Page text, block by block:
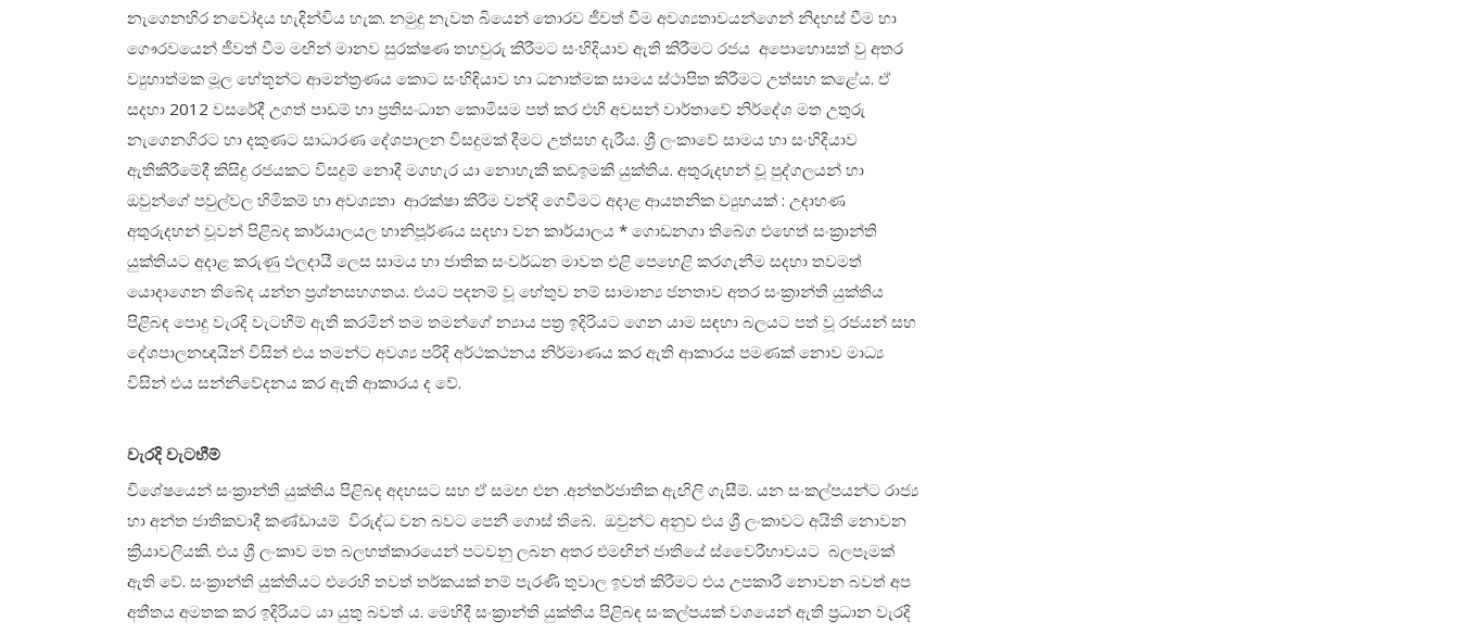
නැගෙනහිර නවෝදය හැදින්විය හැක. නමුදු නැවත බියෙන් තොරව ජීවත් වීම අවශ්‍යතාවයන්ගෙන් නිදහස් වීම හා
ගෞරවයෙන් ජීවත් වීම මඟින් මානව සුරක්ෂණ තහවුරු කිරීමට සංහිදියාව ඇති කිරීමට රජය අපොහොසත් වු අතර
ව්‍යුහාත්මක මූල හේතූන්ට ආමන්ත්‍රණය කොට සංහිඳියාව හා ධනාත්මක සාමය ස්ථාපිත කිරීමට උත්සහ කළේය. ඒ
සදහා 2012 වසරේදී උගත් පාඩම් හා ප්‍රතිසංධාන කොමිසම පත් කර එහි අවසන් වාර්තාවේ නිර්දේශ මත උතුරු
නැගෙනගිරට හා දකුණට සාධාරණ දේශපාලන විසදුමක් දීමට උත්සහ දැරීය. ශ්‍රී ලංකාවේ සාමය හා සංහිදියාව
ඇතිකිරීමේදී කිසිදු රජයකට විසදුම් නොදී මගහැර යා නොහැකි කඩඉමකි යුක්තිය. අතුරුදහන් වූ පුද්ගලයන් හා
ඔවුන්ගේ පවුල්වල හිමිකම් හා අවශ්‍යතා ආරක්ෂා කිරීම වන්දි ගෙවීමට අදාළ ආයතනික ව්‍යුහයක් : උදාහණ
අතුරුදහන් වූවන් පිළිබද කාර්යාලයල හානිපූර්ණය සදහා වන කාර්යාලය * ගොඩනගා තිබේග එහෙත් සංක්‍රාන්ති
යුක්තියට අදාළ කරුණු ඵලදායී ලෙස සාමය හා ජාතික සංවර්ධන මාවත එළි පෙහෙළි කරගැනීම සදහා තවමත්
යොදාගෙන තිබේද යන්න ප්‍රශ්නසහගතය. එයට පදනම් වූ හේතුව නම් සාමාන්‍ය ජනතාව අතර සංක්‍රාන්ති යුක්තිය
පිළිබඳ පොදු වැරදි වැටහීම් ඇති කරමින් තම තමන්ගේ න්‍යාය පත්‍ර ඉදිරියට ගෙන යාම සඳහා බලයට පත් වූ රජයන් සහ
දේශපාලනඥයින් විසින් එය තමන්ට අවශ්‍ය පරිදි අර්ථකථනය නිර්මාණය කර ඇති ආකාරය පමණක් නොව මාධ්‍ය
විසින් එය සන්නිවේදනය කර ඇති ආකාරය ද වේ.
වැරදි වැටහීම්
විශේෂයෙන් සංක්‍රාන්ති යුක්තිය පිළිබඳ අදහසට සහ ඒ සමඟ එන .අන්තර්ජාතික ඇඟිලි ගැසීම්. යන සංකල්පයන්ට රාජ්‍ය
හා අන්ත ජාතිකවාදී කණ්ඩායම් විරුද්ධ වන බවට පෙනී ගොස් තිබේ. ඔවුන්ට අනුව එය ශ්‍රී ලංකාවට අයිති නොවන
ක්‍රියාවලියකි. එය ශ්‍රී ලංකාව මත බලහත්කාරයෙන් පටවනු ලබන අතර එමඟින් ජාතියේ ස්වෛරීභාවයට බලපෑමක්
ඇති වේ. සංක්‍රාන්ති යුක්තියට එරෙහි තවත් තර්කයක් නම් පැරණි තුවාල ඉවත් කිරීමට එය උපකාරී නොවන බවත් අප
අතීතය අමතක කර ඉදිරියට යා යුතු බවත් ය. මෙහිදී සංක්‍රාන්ති යුක්තිය පිළිබඳ සංකල්පයක් වශයෙන් ඇති ප්‍රධාන වැරදි